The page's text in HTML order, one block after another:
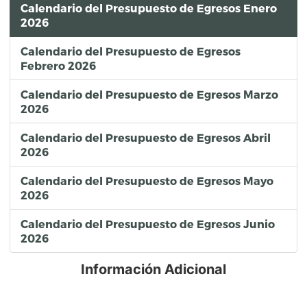
Calendario del Presupuesto de Egresos Enero
2026
Calendario del Presupuesto de Egresos
Febrero 2026
Calendario del Presupuesto de Egresos Marzo
2026
Calendario del Presupuesto de Egresos Abril
2026
Calendario del Presupuesto de Egresos Mayo
2026
Calendario del Presupuesto de Egresos Junio
2026
Información Adicional